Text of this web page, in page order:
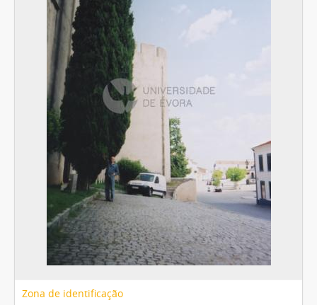
Zona de identificação